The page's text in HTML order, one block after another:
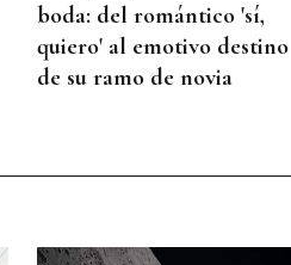
boda: del romántico 'sí,
quiero' al emotivo destino
de su ramo de novia